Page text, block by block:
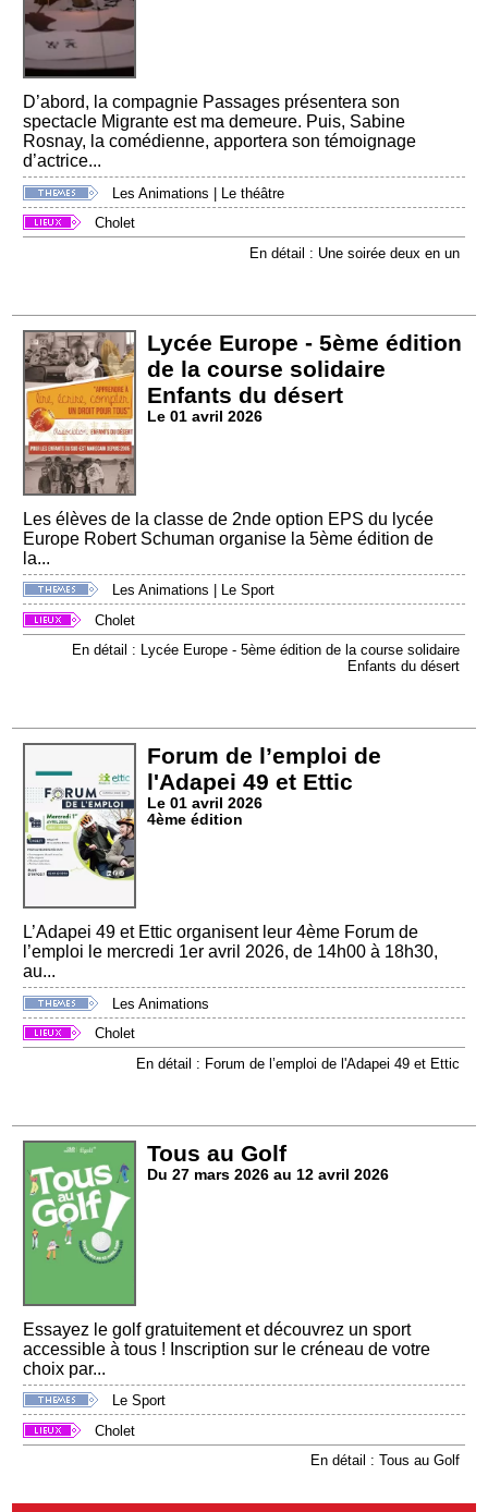
D’abord, la compagnie Passages présentera son
spectacle Migrante est ma demeure. Puis, Sabine
Rosnay, la comédienne, apportera son témoignage
d’actrice...
Les Animations | Le théâtre
Cholet
En détail : Une soirée deux en un
Lycée Europe - 5ème édition
de la course solidaire
Enfants du désert
Le 01 avril 2026
Les élèves de la classe de 2nde option EPS du lycée
Europe Robert Schuman organise la 5ème édition de
la...
Les Animations
Le Sport
Cholet
En détail : Lycée Europe - 5ème édition de la course solidaire
Enfants du désert
Forum de l’emploi de
l'Adapei 49 et Ettic
Le 01 avril 2026
4ème édition
L’Adapei 49 et Ettic organisent leur 4ème Forum de
l’emploi le mercredi 1er avril 2026, de 14h00 à 18h30,
au...
Les Animations
Cholet
En détail : Forum de l’emploi de l'Adapei 49 et Ettic
Tous au Golf
Du 27 mars 2026 au 12 avril 2026
Essayez le golf gratuitement et découvrez un sport
accessible à tous ! Inscription sur le créneau de votre
choix par...
Le Sport
Cholet
En détail : Tous au Golf